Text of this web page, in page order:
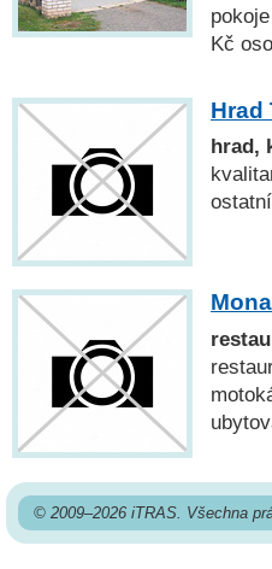
Kč
Hrad
hrad,
© 2009–2026 iTRAS. Všechna